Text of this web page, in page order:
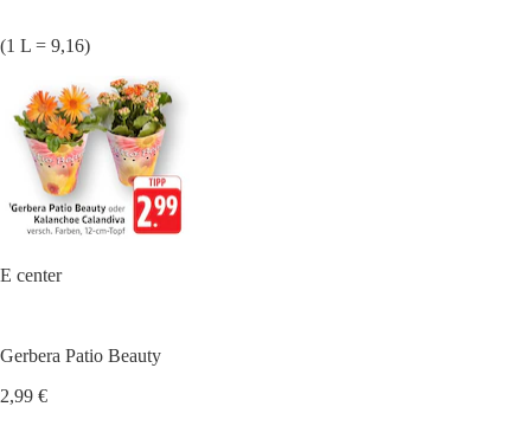
(1 L = 9,16)
E center
Gerbera Patio Beauty
2,99 €